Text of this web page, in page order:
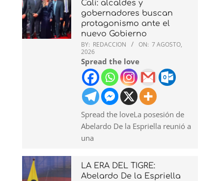
Cali: alcaldes y
gobernadores buscan
protagonismo ante el
nuevo Gobierno
BY: REDACCION ON: 7 AGOSTO,
2026
Spread the love
Spread the loveLa posesión de
Abelardo De la Espriella reunió a
una
LA ERA DEL TIGRE:
Abelardo De la Espriella